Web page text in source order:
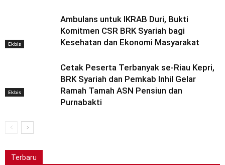
Ekbis
Ambulans untuk IKRAB Duri, Bukti
Komitmen CSR BRK Syariah bagi
Kesehatan dan Ekonomi Masyarakat
Ekbis
Cetak Peserta Terbanyak se-Riau Kepri,
BRK Syariah dan Pemkab Inhil Gelar
Ramah Tamah ASN Pensiun dan
Purnabakti
Terbaru